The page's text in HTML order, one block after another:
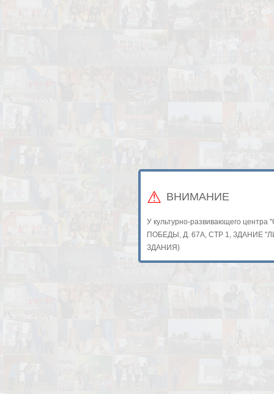
ВНИМАНИЕ
У культурно-развивающего
ПОБЕДЫ, Д. 67А, СТР 1, ЗДАНИЕ
ЗДАНИЯ)